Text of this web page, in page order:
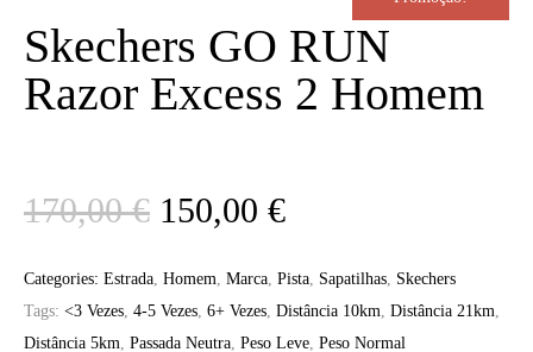
Skechers GO RUN
Razor Excess 2 Homem
170,00€ O
preço
original
150,00 €O
preço
atual
Categories: Estrada, Homem, Marca, Pista, Sapatilhas, Skechers
Tags: <3 Vezes, 4-5 Vezes, 6+ Vezes, Distância 10km, Distância 21km,
Distância 5km, Passada Neutra, Peso Leve, Peso Normal